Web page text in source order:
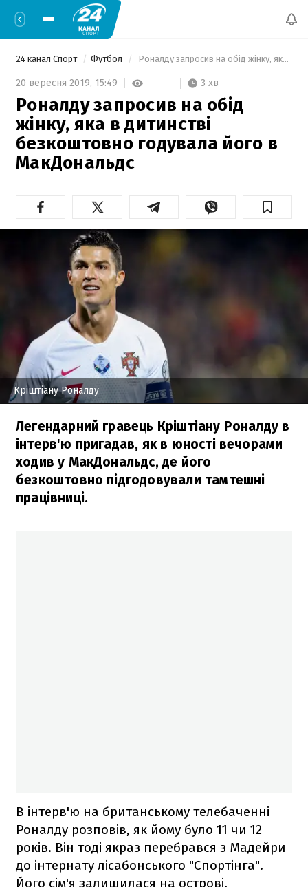
24 канал Спорт Футбол Роналду запросив на обід жінку, яка в дитинстві безкоштовно годувала його в МакДональдс
20 вересня 2019, 15:49 3 хв
Роналду запросив на обід
жінку, яка в дитинстві
безкоштовно годувала його в
МакДональдс
Кріштіану Роналду
Легендарний гравець Кріштіану Роналду в
інтерв'ю пригадав, як в юності вечорами
ходив у МакДональдс, де його
безкоштовно підгодовували тамтешні
працівниці.
В інтерв'ю на британському телебаченні
Роналду розповів, як йому було 11 чи 12
років. Він тоді якраз перебрався з Мадейри
до інтернату лісабонського "Спортінга".
Його сім'я залишилася на острові.